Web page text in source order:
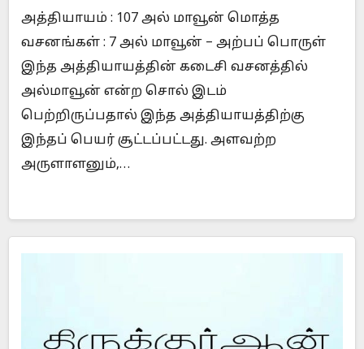
அத்தியாயம் : 107 அல் மாவூன் மொத்த
வசனங்கள் : 7 அல் மாவூன் – அற்பப் பொருள்
இந்த அத்தியாயத்தின் கடைசி வசனத்தில்
அல்மாவூன் என்ற சொல் இடம்
பெற்றிருப்பதால் இந்த அத்தியாயத்திற்கு
இந்தப் பெயர் சூட்டப்பட்டது. அளவற்ற
அருளாளனும்,…